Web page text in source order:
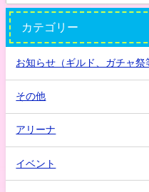
カテゴリー
お知らせ（ギルド、ガチャ祭
その他
アリーナ
イベント